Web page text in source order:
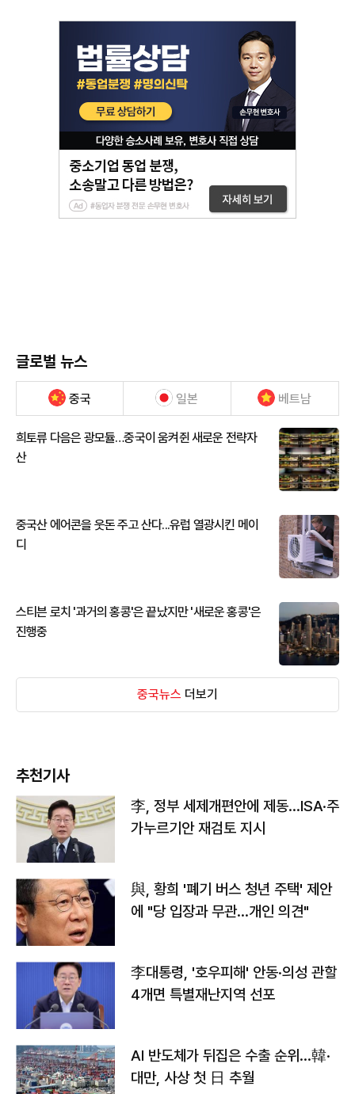
글로벌 뉴스
중국 일본 베트남
희토류 다음은 광모듈…중국이 움켜쥔 새로운 전략자
산
중국산 에어콘을 웃돈 주고 산다...유럽 열광시킨 메이
디
스티븐 로치 '과거의 홍콩'은 끝났지만 '새로운 홍콩'은
진행중
중국뉴스 더보기
추천기사
李, 정부 세제개편안에 제동…ISA·주
가누르기안 재검토 지시
與, 황희 '폐기 버스 청년 주택' 제안
에 "당 입장과 무관…개인 의견"
李대통령, '호우피해' 안동·의성 관할
4개면 특별재난지역 선포
AI 반도체가 뒤집은 수출 순위…韓·
대만, 사상 첫 日 추월